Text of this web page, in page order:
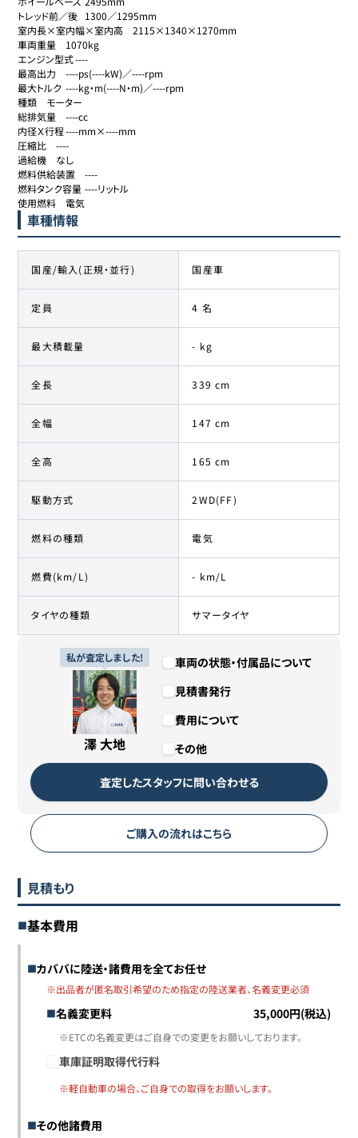
トレッド前／後	1300／1295mm
室内長×室内幅×室内高	2115×1340×1270mm
車両重量	1070kg
エンジン型式	----
最高出力	----ps(----kW)／----rpm
最大トルク	----kg・m(----N・m)／----rpm
種類	モーター
総排気量	----cc
内径Ｘ行程	----mm×----mm
圧縮比	----
過給機	なし
燃料供給装置	----
燃料タンク容量	----リットル
使用燃料	電気
車種情報
国産/輸入(正規・並行) 国産車
定員 4 名
最大積載量 - kg
全長 339 cm
全幅 147 cm
全高 165 cm
駆動方式 2WD(FF)
燃料の種類 電気
燃費(km/L) - km/L
タイヤの種類 サマータイヤ
私が査定しました!
澤 大地
車両の状態・付属品について
見積書発行
費用について
その他
査定したスタッフに問い合わせる
ご購入の流れはこちら
見積もり
基本費用
カババに陸送・諸費用を全てお任せ
※出品者が匿名取引希望のため指定の陸送業者、名義変更必須
名義変更料 35,000円(税込)
※ETCの名義変更はご自身での変更をお願いしております。
車庫証明取得代行料
※軽自動車の場合、ご自身での取得をお願いします。
その他諸費用